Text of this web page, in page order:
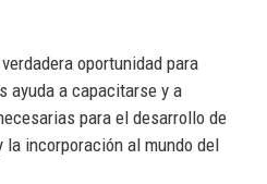
oportunidad para
ayuda a capacitarse y a
para el desarrollo de
la incorporación al mundo del